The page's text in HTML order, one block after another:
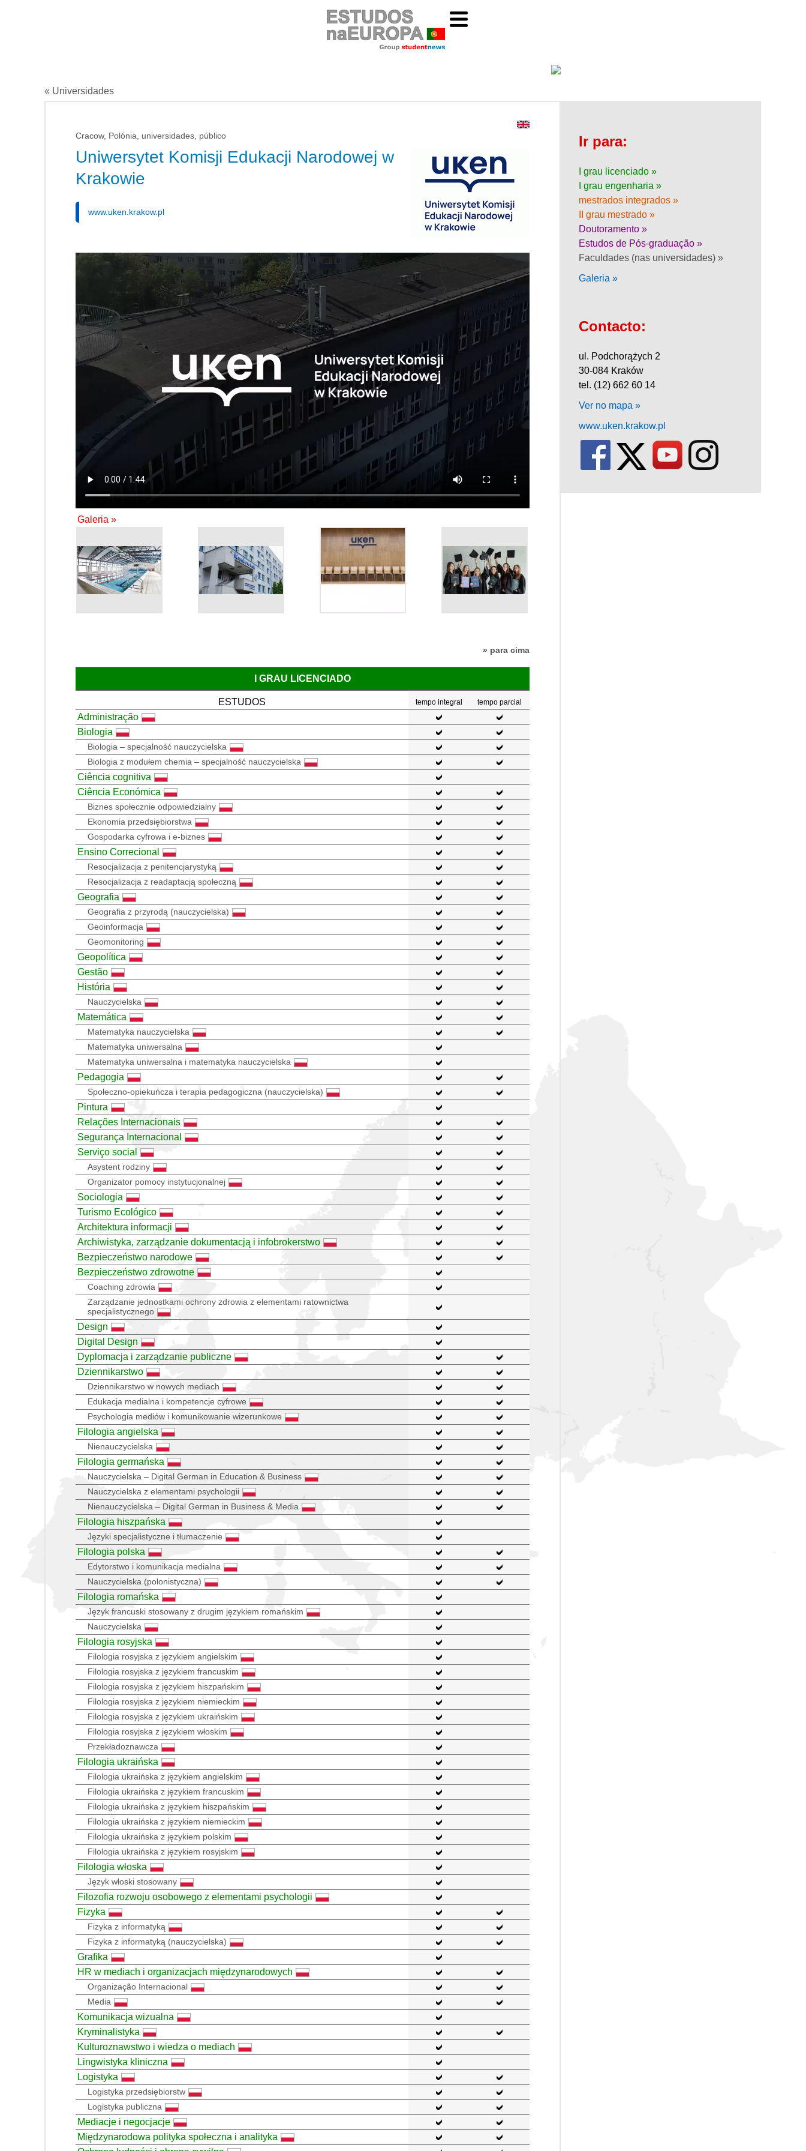
« Universidades
Cracow, Polónia, universidades, público
Uniwersytet Komisji Edukacji Narodowej w
Krakowie
www.uken.krakow.pl
Galeria »
» para cima
I GRAU LICENCIADO
ESTUDOS tempo integral tempo parcial
Administração
Biologia
Biologia – specjalność nauczycielska
Biologia z modułem chemia – specjalność nauczycielska
Ciência cognitiva
Ciência Económica
Biznes społecznie odpowiedzialny
Ekonomia przedsiębiorstwa
Gospodarka cyfrowa i e-biznes
Ensino Correcional
Resocjalizacja z penitencjarystyką
Resocjalizacja z readaptacją społeczną
Geografia
Geografia z przyrodą (nauczycielska)
Geoinformacja
Geomonitoring
Geopolítica
Gestão
História
Nauczycielska
Matemática
Matematyka nauczycielska
Matematyka uniwersalna
Matematyka uniwersalna i matematyka nauczycielska
Pedagogia
Społeczno-opiekuńcza i terapia pedagogiczna (nauczycielska)
Pintura
Relações Internacionais
Segurança Internacional
Serviço social
Asystent rodziny
Organizator pomocy instytucjonalnej
Sociologia
Turismo Ecológico
Architektura informacji
Archiwistyka, zarządzanie dokumentacją i infobrokerstwo
Bezpieczeństwo narodowe
Bezpieczeństwo zdrowotne
Coaching zdrowia
Zarządzanie jednostkami ochrony zdrowia z elementami ratownictwa
specjalistycznego
Design
Digital Design
Dyplomacja i zarządzanie publiczne
Dziennikarstwo
Dziennikarstwo w nowych mediach
Edukacja medialna i kompetencje cyfrowe
Psychologia mediów i komunikowanie wizerunkowe
Filologia angielska
Nienauczycielska
Filologia germańska
Nauczycielska – Digital German in Education & Business
Nauczycielska z elementami psychologii
Nienauczycielska – Digital German in Business & Media
Filologia hiszpańska
Języki specjalistyczne i tłumaczenie
Filologia polska
Edytorstwo i komunikacja medialna
Nauczycielska (polonistyczna)
Filologia romańska
Język francuski stosowany z drugim językiem romańskim
Nauczycielska
Filologia rosyjska
Filologia rosyjska z językiem angielskim
Filologia rosyjska z językiem francuskim
Filologia rosyjska z językiem hiszpańskim
Filologia rosyjska z językiem niemieckim
Filologia rosyjska z językiem ukraińskim
Filologia rosyjska z językiem włoskim
Przekładoznawcza
Filologia ukraińska
Filologia ukraińska z językiem angielskim
Filologia ukraińska z językiem francuskim
Filologia ukraińska z językiem hiszpańskim
Filologia ukraińska z językiem niemieckim
Filologia ukraińska z językiem polskim
Filologia ukraińska z językiem rosyjskim
Filologia włoska
Język włoski stosowany
Filozofia rozwoju osobowego z elementami psychologii
Fizyka
Fizyka z informatyką
Fizyka z informatyką (nauczycielska)
Grafika
HR w mediach i organizacjach międzynarodowych
Organização Internacional
Media
Komunikacja wizualna
Kryminalistyka
Kulturoznawstwo i wiedza o mediach
Lingwistyka kliniczna
Logistyka
Logistyka przedsiębiorstw
Logistyka publiczna
Mediacje i negocjacje
Międzynarodowa polityka społeczna i analityka
Ir para:
I grau licenciado »
I grau engenharia »
mestrados integrados »
II grau mestrado »
Doutoramento »
Estudos de Pós-graduação »
Faculdades (nas universidades) »
Galeria »
Contacto:
ul. Podchorążych 2
30-084 Kraków
tel. (12) 662 60 14
Ver no mapa »
www.uken.krakow.pl